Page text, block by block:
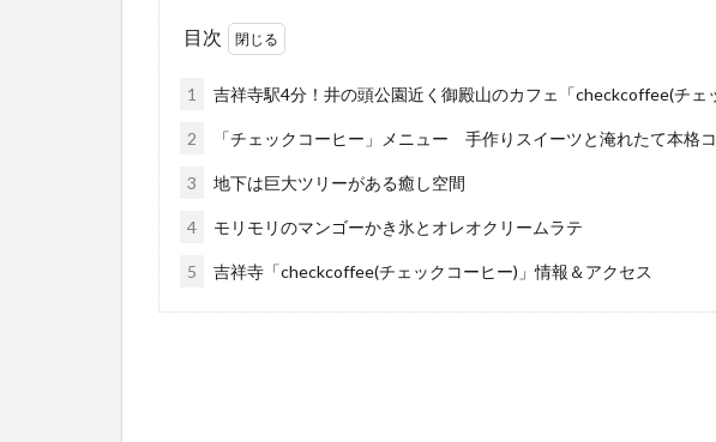
目次
1 吉祥寺駅4分！井の頭公園近く御殿山のカフェ「checkcoffee(チェ
2 「チェックコーヒー」メニュー 手作りスイーツと淹れたて本格
3 地下は巨大ツリーがある癒し空間
4 モリモリのマンゴーかき氷とオレオクリームラテ
5 吉祥寺「checkcoffee(チェックコーヒー)」情報＆アクセス